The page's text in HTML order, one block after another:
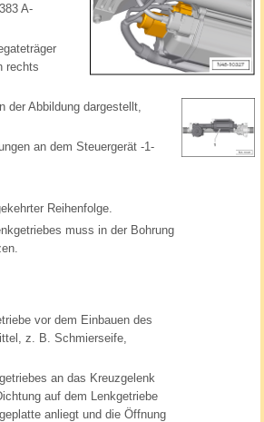
A-
rechts
der Abbildung dargestellt,
an dem Steuergerät -1-
Reihenfolge.
muss in der Bohrung
vor dem Einbauen des
z. B. Schmierseife,
an das Kreuzgelenk
auf dem Lenkgetriebe
anliegt und die Öffnung